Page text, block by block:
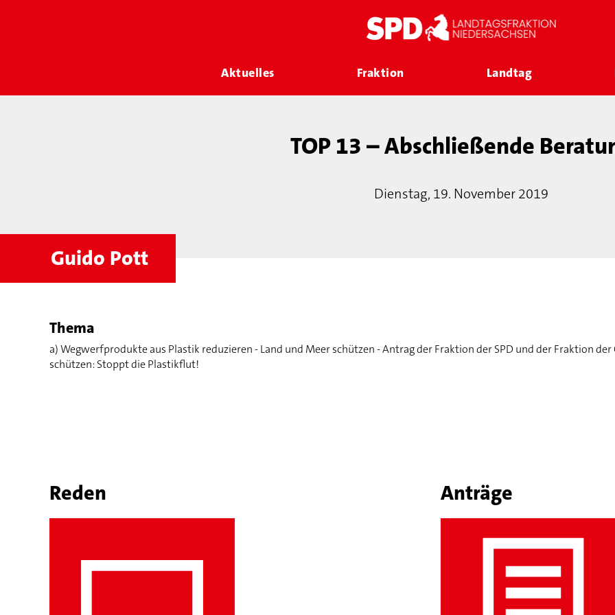
Aktuelles Fraktion Landtag
TOP 13 – Abschließende
Dienstag, 19. November 2019
Guido Pott
Thema
a) Wegwerfprodukte aus Plastik reduzieren - Land und Meer schützen - Antrag der Fraktion der SPD und der Fraktion
schützen: Stoppt die Plastikflut!
Reden Anträge